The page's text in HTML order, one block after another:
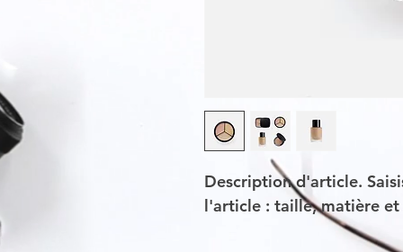
Description d'article.
l'article : taille, matière